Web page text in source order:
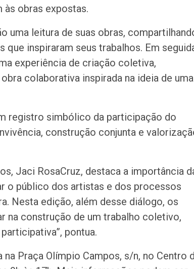
obras expostas.
uma leitura de suas obras,
inspiraram seus trabalhos. Em
experiência de criação coletiva,
colaborativa inspirada na ideia de uma
registro simbólico da participação do
construção conjunta e
Jaci RosaCruz, destaca a importância
o público dos artistas e dos processos
Nesta edição, além desse diálogo, os
na construção de um trabalho coletivo,
pontua.
Praça Olímpio Campos, s/n, no Centro